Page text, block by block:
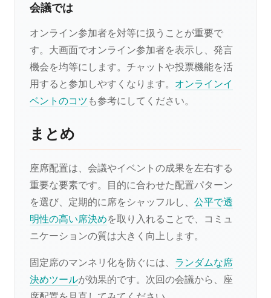
会議では
オンライン参加者を対等に扱うことが重要で
す。大画面でオンライン参加者を表示し、発言
機会を均等にします。チャットや投票機能を活
用すると参加しやすくなります。 オンラインイ
ベントのコツ も参考にしてください。
まとめ
座席配置は、会議やイベントの成果を左右する
重要な要素です。目的に合わせた配置パターン
を選び、定期的に席をシャッフルし、 公平で透
明性の高い席決めを取り入れることで、コミュ
ニケーションの質は大きく向上します。
固定席のマンネリ化を防ぐには、 ランダムな席
決めツールが効果的です。次回の会議から、座